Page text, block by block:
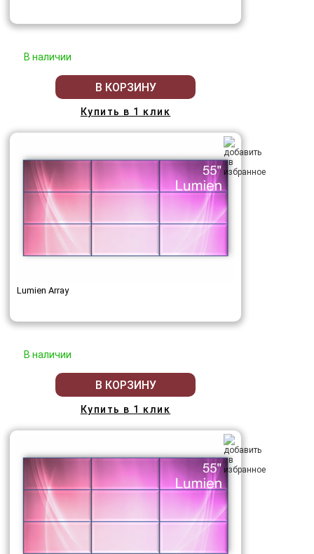
В наличии
В КОРЗИНУ
Купить в 1 клик
Lumien Array
В наличии
В КОРЗИНУ
Купить в 1 клик